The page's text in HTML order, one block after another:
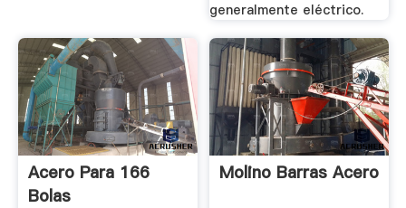
generalmente eléctrico.
Acero Para 166
Bolas
Molino Barras Acero